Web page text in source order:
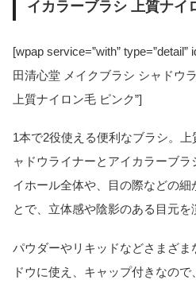
イカラーブラシ 上質ナイ
[wpap service=”with” type=”detail”
田清心堂 メイクブラシ シャドウ
上質ナイロン毛 ピンク”]
1本で2役使える便利なブラシ。
ャドウライナーとアイカラーブ
イホール全体や、目の際などの細
とで、立体感や陰影のある目元を
パウダーやリキッドなどさまざま
ドウに使え、キャップ付きなので